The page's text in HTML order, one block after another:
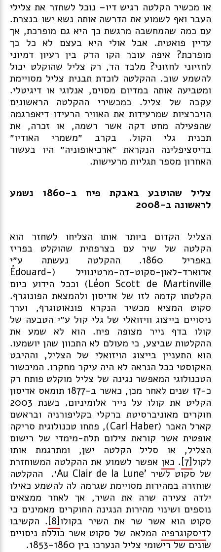
או מכשיר הקלטה רגיש דיו– נוכל לשחזר את צלילי
העבר ואף לשמוע את הדרשה אותה נשא ישו בנצרת.
עם כמה שהמחשבה מרגשת כך היא גם מופרכת, אך
עדיין פואטית. אבל אולי היא בעצם לא כל כך
מופרכת? איפה עובר הקו הדק בין רעיון דמיוני
לחזיוני לחזוני? מלבד הד, רק צליל שהוקלט יכול
להשמע שוב. ההקלטה לוכדת תבנית צליל מסויימת
ומטביעה אותה במדיום מסוים, אנלוגי או דיגיטלי.
עקבה של צליל. במכשירי ההקלטה הראשונים
הויברציות שמרעידות את האוויר הרעידו דיאפרגמה
שהפעילה מחט דקה אשר רשמה, או זכרה, את
תבנית גלי הקול. בקרב ״משמרי האודיו״
בדיסציפלינה הנקראת ״ארכיאופוניה״ היו בעשור
האחרון מספר תגליות מרעישות.
צליל שהוטבע באבקת פיח ב-1860 נשמע
לראשונה ב-2008
הצליל הקדום ביותר אותו הצליחו לשחזר הוא
הקלטה של שיר עם בצרפתית שהוקלט בפריז
באפריל 1860. ההקלטה נעשתה ע״י
אדוארד-לאון-סקוט-דה-מרטינוויל (Édouard-
Léon Scott de Martinville) וככל הידוע כיום
הקלטתו קדמה לזו של אדיסון ולהמצאת הפונוגרף.
סקוט המציא מכשיר הנקרא פונאוטוגרף, וערך
ניסויים בייצוג וויזואלי של גלי קול ע״י הטבעה של
קולו בדף נייר מצופה פיח. הוא לא שמע את
ההקלטות שביצע, כי מעולם לא התכוון שהן יושמעו.
הוא התעניין בייצוג הויזואלי של הצליל, וההיבט
האקוסטי ככל הנראה לא היה עיקר מחקרו. המיכשור
הטכנולוגי המאפשר נגינה של צליל מוקלט פותח רק
כ-17 שנים לאחר מכן, כאשר ב-1877 תומאס אדיסון
הקליט את קולו על נייר אלומיניום. בשנת 2003
חוקרים מאוניברסיטת ברקלי בקליפורניה ובראשם
קארל האבר (Carl Haber), פתחו טכנולוגית סריקה
אופטית אשר קוראת צילום תלת-מימדי של רישום
הצליל, או סליל הקלטה ישן, ומתרגמת אותו
לקול[7]
. כאן אפשר לשמוע את ההקלטה המשוחזרת
של סקוט לשיר 'Au Clair de la Lune׳. ההקלטה
שוחזרה במהירות מסויימת שגרמה לה להשמע כאילו
ילדה צעירה שרה את השיר, אך לאחר ממצאים
נוספים ושינוי מהירות הנגינה החוקרים מאמינים כי
סקוט הוא אשר שר את השיר בקולו[8]
. הקשיבו
לדיסקוגרפיה המלאה של סקוט אשר כוללת ניסויים
שונים של רישומי צליל הנערכו בין 1853-1860.